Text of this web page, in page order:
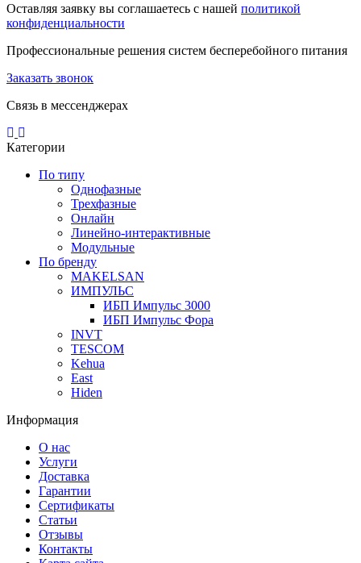
Оставляя заявку вы соглашаетесь с нашей политикой
конфиденциальности
Профессиональные решения систем бесперебойного питания
Заказать звонок
Связь в мессенджерах
Категории
По типу
Однофазные
Трехфазные
Онлайн
Линейно-интерактивные
Модульные
По бренду
MAKELSAN
ИМПУЛЬС
ИБП Импульс 3000
ИБП Импульс Фора
INVT
TESCOM
Kehua
East
Hiden
Информация
О нас
Услуги
Доставка
Гарантии
Сертификаты
Статьи
Отзывы
Контакты